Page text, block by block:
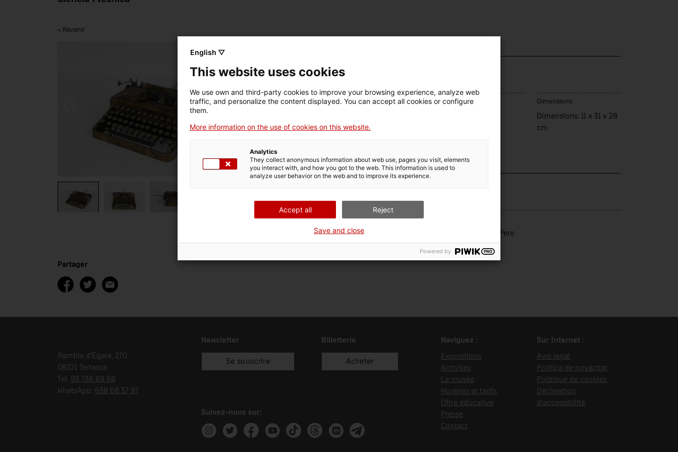
< Revenir
màquina d'escriure
Numéro d'inventaire Datation Lieu de fabrication Dimensions
Dimensions: 11 x 31 x 28
cm
DONNÉES DU MUSÉE
Domaine thématique
Date d’entrée Type d’entrée
donació Amat Fontanals, Pere
Partager
Rambla d'Ègara, 270
08221 Terrassa
Tel. 93 736 89 66
WhatsApp: 638 68 37 97
Newsletter
Se souscrire
Billetterie
Acheter
Suivez-nous sur:
Instagram
TwitterFacebookYoutubeTik TokThreadsLinkedinTelegram
Naviguez :
Expositions
Activités
Le musée
Horaires et tarifs
Offre éducative
Presse
Contact
Sur Internet :
Avís legal
Política de privacitat
Politique de cookies
Déclaration
d’accessibilité
English ▽
This website uses cookies
We use own and third-party cookies to improve your browsing experience, analyze web
traffic, and personalize the content displayed. You can accept all cookies or configure
them.
More information on the use of cookies on this website.
Analytics
They collect anonymous information about web use, pages you visit, elements
you interact with, and how you got to the web. This information is used to
analyze user behavior on the web and to improve its experience.
Accept all Reject
Save and close
Powered by